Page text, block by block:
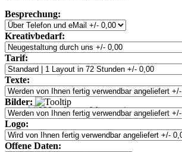
Besprechung:
Kreativbedarf:
Tarif:
Texte:
Bilder:
Logo:
Offene Daten: